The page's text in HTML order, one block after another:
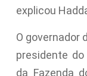
explicou
O governador
presidente
da Fazenda